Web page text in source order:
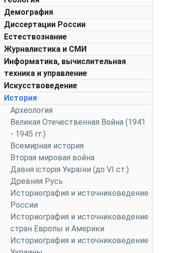
Демография
Диссертации России
Естествознание
Журналистика и СМИ
Информатика, вычислительная
техника и управление
Искусствоведение
История
Археология
Великая Отечественная Война (1941
- 1945 гг.)
Всемирная история
Вторая мировая война
Давня історія України (до VI ст.)
Древняя Русь
Историография и источниковедение
России
Историография и источниковедение
стран Европы и Америки
Историография и источниковедение